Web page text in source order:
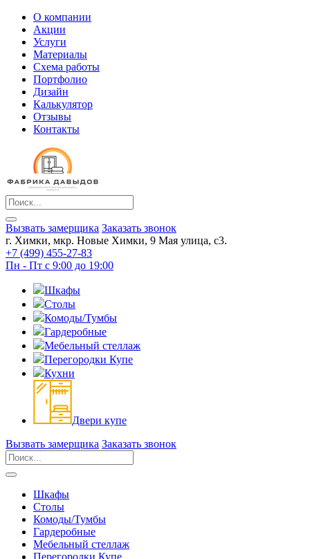
О компании
Акции
Услуги
Материалы
Схема работы
Портфолио
Дизайн
Калькулятор
Отзывы
Контакты
Вызвать замерщика Заказать звонок
г. Химки, мкр. Новые Химки, 9 Мая улица, с3.
+7 (499) 455-27-83
Пн - Пт с 9:00 до 19:00
Шкафы
Столы
Комоды/Тумбы
Гардеробные
Мебельный стеллаж
Перегородки Купе
Кухни
Двери купе
Вызвать замерщика Заказать звонок
Шкафы
Столы
Комоды/Тумбы
Гардеробные
Мебельный стеллаж
Перегородки Купе